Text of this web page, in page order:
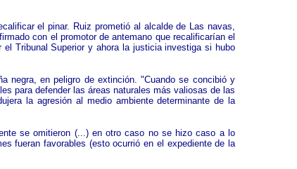
el pinar. Ruiz prometió al alcalde de Las navas,
con el promotor de antemano que recalificarían el
Tribunal Superior y ahora la justicia investiga si hubo
negra, en peligro de extinción. "Cuando se concibió y
para defender las áreas naturales más valiosas de las
la agresión al medio ambiente determinante de la
se omitieron (...) en otro caso no se hizo caso a lo
fueran favorables (esto ocurrió en el expediente de la